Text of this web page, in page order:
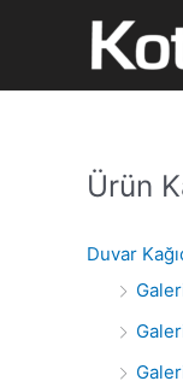
Ürün
Duvar
S
a